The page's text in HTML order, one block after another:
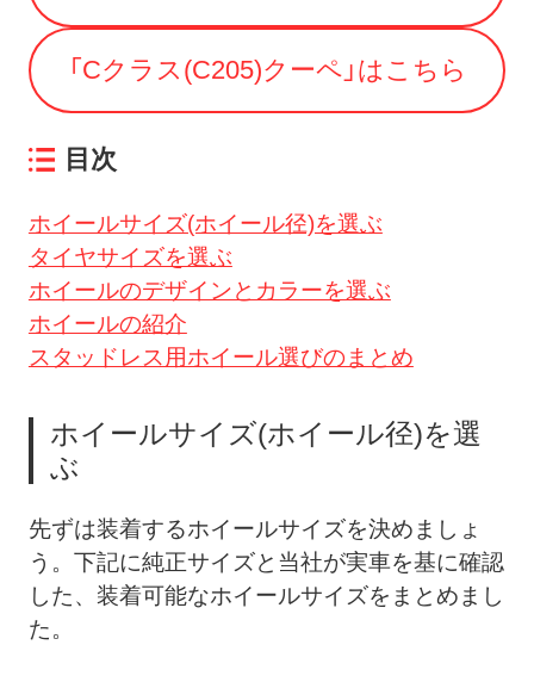
「Cクラス(C205)クーペ」はこちら
目次
ホイールサイズ(ホイール径)を選ぶ
タイヤサイズを選ぶ
ホイールのデザインとカラーを選ぶ
ホイールの紹介
スタッドレス用ホイール選びのまとめ
ホイールサイズ(ホイール径)を選
ぶ
先ずは装着するホイールサイズを決めましょ
う。下記に純正サイズと当社が実車を基に確認
した、装着可能なホイールサイズをまとめまし
た。